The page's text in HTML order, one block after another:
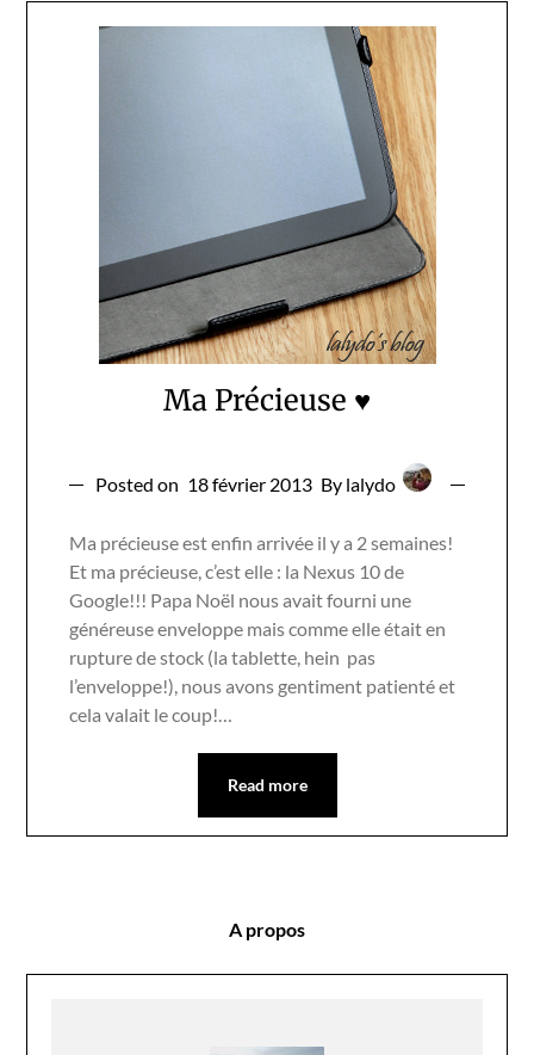
Ma Précieuse ♥
Posted on 18 février 2013 By lalydo
Ma précieuse est enfin arrivée il y a 2 semaines!
Et ma précieuse, c’est elle : la Nexus 10 de
Google!!! Papa Noël nous avait fourni une
généreuse enveloppe mais comme elle était en
rupture de stock (la tablette, hein pas
l’enveloppe!), nous avons gentiment patienté et
cela valait le coup!…
Read more
A propos